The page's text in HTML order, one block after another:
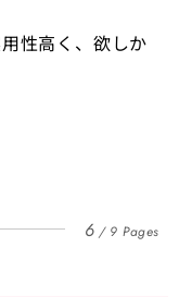
性高く、欲しか
6 9 Pages